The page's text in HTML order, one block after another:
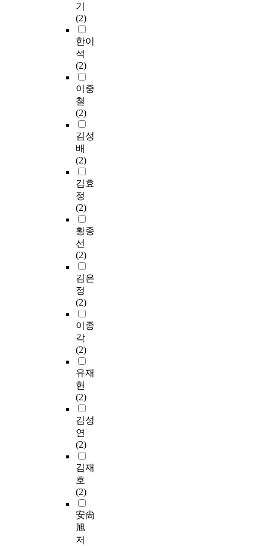
기
(2)
한이
석
(2)
이중
철
(2)
김성
배
(2)
김효
정
(2)
황종
선
(2)
김은
정
(2)
이종
각
(2)
유재
현
(2)
김성
연
(2)
김재
호
(2)
安尙
旭
저